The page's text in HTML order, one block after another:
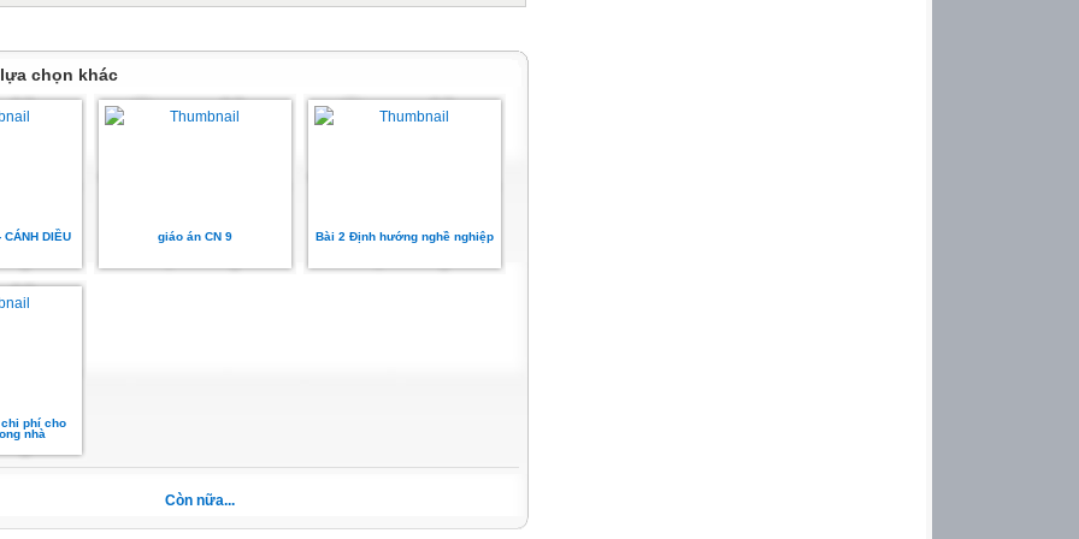
pháp Phương án ứng
cụ dụng CNTT
thức mới - Thảo
chọn khác
CÁNH DIỀU giáo án CN 9 Bài 2 Định hướng nghề nghiệp
phí cho
nhà
Còn nữa...